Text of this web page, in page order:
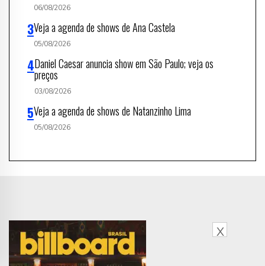
06/08/2026
Veja a agenda de shows de Ana Castela
05/08/2026
Daniel Caesar anuncia show em São Paulo; veja os
preços
03/08/2026
Veja a agenda de shows de Natanzinho Lima
05/08/2026
X